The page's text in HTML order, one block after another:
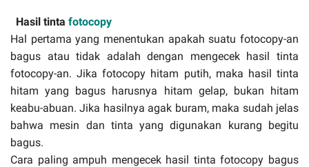
Hasil tinta fotocopy
Hal pertama yang menentukan apakah suatu fotocopy-an
bagus atau tidak adalah dengan mengecek hasil tinta
fotocopy-an. Jika fotocopy hitam putih, maka hasil tinta
hitam yang bagus harusnya hitam gelap, bukan hitam
keabu-abuan. Jika hasilnya agak buram, maka sudah jelas
bahwa mesin dan tinta yang digunakan kurang begitu
bagus.
Cara paling ampuh mengecek hasil tinta fotocopy bagus